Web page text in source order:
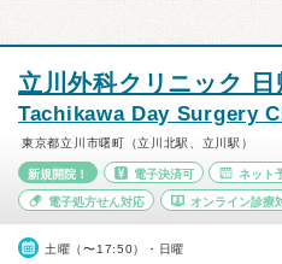
立川外科クリニック
Tachikawa Day Surgery
東京都立川市曙町（立川北駅、立川駅）
新規開院！ 電子決済可 ネット
電子処方せん対応 オンライン診療
土曜（〜17:50）・日曜